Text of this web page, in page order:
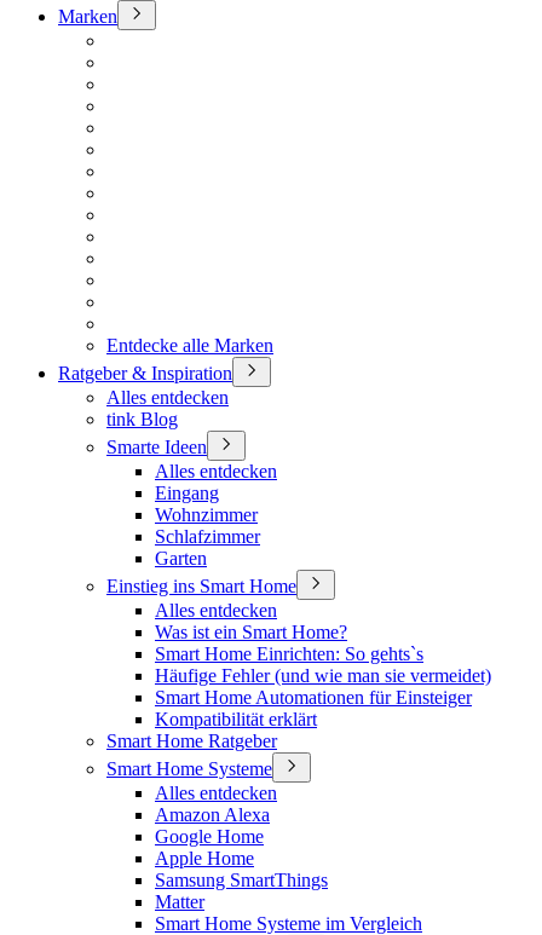
Marken
Entdecke alle Marken
Ratgeber & Inspiration
Alles entdecken
tink Blog
Smarte Ideen
Alles entdecken
Eingang
Wohnzimmer
Schlafzimmer
Garten
Einstieg ins Smart Home
Alles entdecken
Was ist ein Smart Home?
Smart Home Einrichten: So gehts`s
Häufige Fehler (und wie man sie vermeidet)
Smart Home Automationen für Einsteiger
Kompatibilität erklärt
Smart Home Ratgeber
Smart Home Systeme
Alles entdecken
Amazon Alexa
Google Home
Apple Home
Samsung SmartThings
Matter
Smart Home Systeme im Vergleich